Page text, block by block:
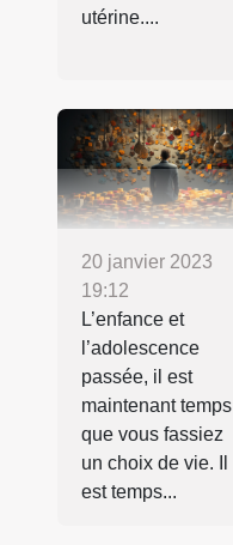
utérine....
20 janvier 2023
19:12
L’enfance et
l’adolescence
passée, il est
maintenant temps
que vous fassiez
un choix de vie. Il
est temps...